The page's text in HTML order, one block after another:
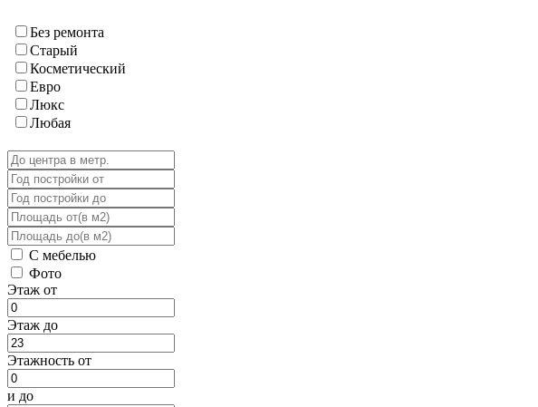
Рушан
Хорог
Шугнан
Без ремонта
Старый
Косметический
Евро
Люкс
Любая
С мебелью
Фото
Этаж от
Этаж до
Этажность от
и до